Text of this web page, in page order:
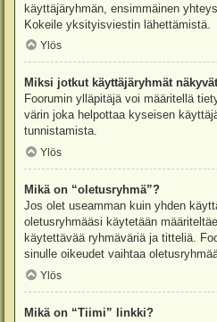
käyttäjäryhmän, ensimmäinen
Kokeile yksityisviestin lähettämistä.
Ylös
Miksi jotkut käyttäjäryhmät
Foorumin ylläpitäjä voi määritellä
värin joka helpottaa kyseisen
tunnistamista.
Ylös
Mikä on “oletusryhmä”?
Jos olet useamman kuin yhden
oletusryhmääsi käytetään
käytettävää ryhmäväriä ja titteliä.
sinulle oikeudet vaihtaa
Ylös
Mikä on “Tiimi” linkki?